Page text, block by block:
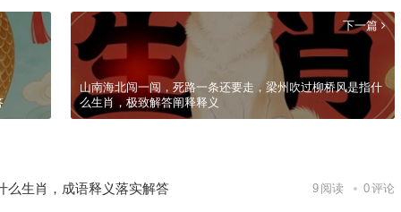
下一篇
山南海北闯一闯，死路一条还要走，梁州吹过柳桥风是指什
么生肖，极致解答阐释释义
么生肖，成语释义落实解答 9 阅读 0评论